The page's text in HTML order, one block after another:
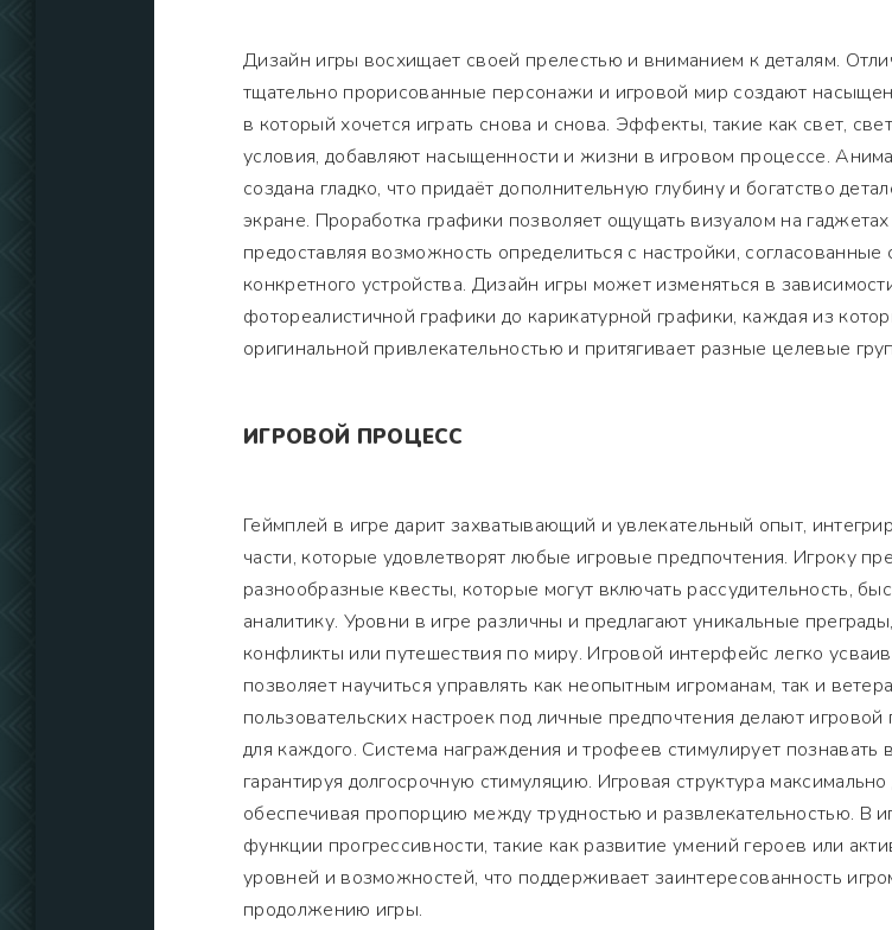
Дизайн игры восхищает своей прелестью и вниманием к деталям.
тщательно прорисованные персонажи и игровой мир создают
в который хочется играть снова и снова. Эффекты, такие как свет,
условия, добавляют насыщенности и жизни в игровом процессе.
создана гладко, что придаёт дополнительную глубину и богатство
экране. Проработка графики позволяет ощущать визуалом на
предоставляя возможность определиться с настройки,
конкретного устройства. Дизайн игры может изменяться в
фотореалистичной графики до карикатурной графики, каждая из
оригинальной привлекательностью и притягивает разные целевые
ИГРОВОЙ ПРОЦЕСС
Геймплей в игре дарит захватывающий и увлекательный опыт,
части, которые удовлетворят любые игровые предпочтения. Игроку
разнообразные квесты, которые могут включать рассудительность,
аналитику. Уровни в игре различны и предлагают уникальные
конфликты или путешествия по миру. Игровой интерфейс легко
позволяет научиться управлять как неопытным игроманам, так и
пользовательских настроек под личные предпочтения делают
для каждого. Система награждения и трофеев стимулирует познавать
гарантируя долгосрочную стимуляцию. Игровая структура максимально
обеспечивая пропорцию между трудностью и развлекательностью. В
функции прогрессивности, такие как развитие умений героев или
уровней и возможностей, что поддерживает заинтересованность
продолжению игры.